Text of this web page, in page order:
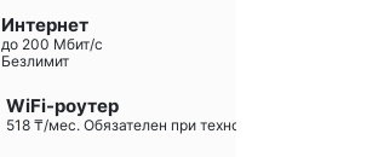
Интернет
до 200 Мбит/с
Безлимит
WiFi-роутер
518 ₸/мес. Обязателен при технологии GPON